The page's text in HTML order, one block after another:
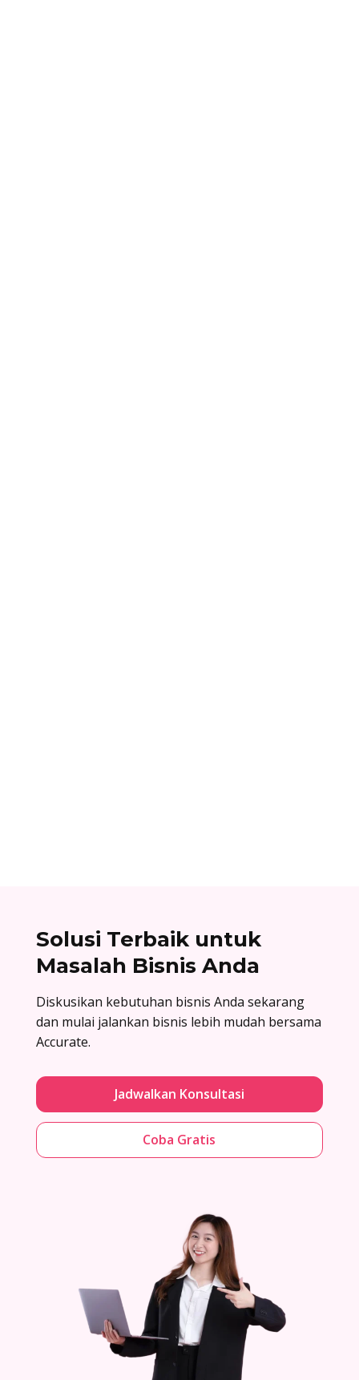
Solusi Terbaik untuk
Masalah Bisnis Anda
Diskusikan kebutuhan bisnis Anda sekarang
dan mulai jalankan bisnis lebih mudah bersama
Accurate.
Jadwalkan Konsultasi
Coba Gratis